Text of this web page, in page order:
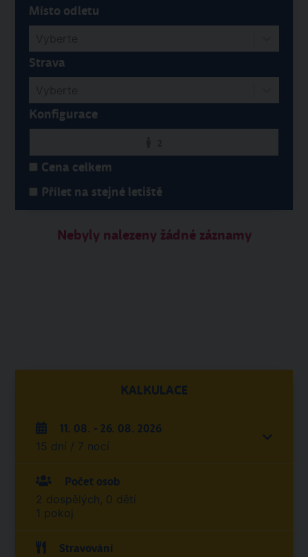
Místo odletu
Strava
Konfigurace
Cena celkem
Přílet na stejné letiště
Nebyly nalezeny žádné záznamy
KALKULACE
11. 08. - 26. 08. 2026
15 dní / 7 nocí
Počet osob
2 dospělých, 0 dětí
1 pokoj
Stravování